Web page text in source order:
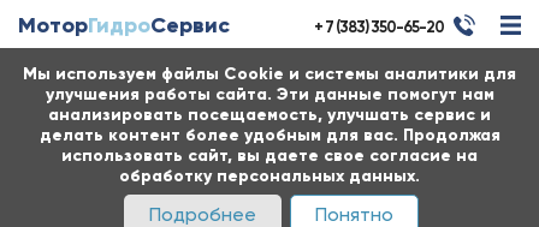
Мы используем файлы Cookie и системы аналитики для
улучшения работы сайта. Эти данные помогут нам
анализировать посещаемость, улучшать сервис и
делать контент более удобным для вас. Продолжая
использовать сайт, вы даете свое согласие на
обработку персональных данных.
Подробнее Понятно
МоторГидроСервис + 7 (383) 350-65-20